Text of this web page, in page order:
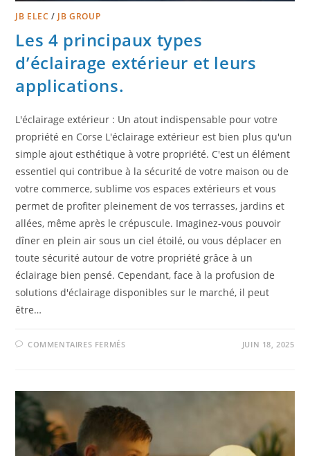
JB ELEC /JB GROUP
Les 4 principaux types
d’éclairage extérieur et leurs
applications.
L'éclairage extérieur : Un atout indispensable pour votre
propriété en Corse L'éclairage extérieur est bien plus qu'un
simple ajout esthétique à votre propriété. C'est un élément
essentiel qui contribue à la sécurité de votre maison ou de
votre commerce, sublime vos espaces extérieurs et vous
permet de profiter pleinement de vos terrasses, jardins et
allées, même après le crépuscule. Imaginez-vous pouvoir
dîner en plein air sous un ciel étoilé, ou vous déplacer en
toute sécurité autour de votre propriété grâce à un
éclairage bien pensé. Cependant, face à la profusion de
solutions d'éclairage disponibles sur le marché, il peut
être…
COMMENTAIRES FERMÉS JUIN 18, 2025